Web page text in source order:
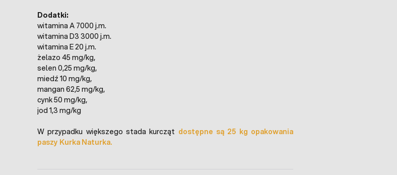
Dodatki:
witamina A 7000 j.m.
witamina D3 3000 j.m.
witamina E 20 j.m.
żelazo 45 mg/kg,
selen 0,25 mg/kg,
miedź 10 mg/kg,
mangan 62,5 mg/kg,
cynk 50 mg/kg,
jod 1,3 mg/kg
W przypadku większego stada kurcząt dostępne są 25 kg opakowania
paszy Kurka Naturka.